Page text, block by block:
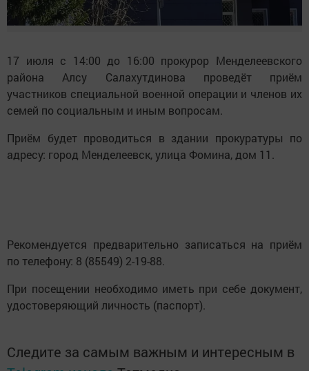
17 июля с 14:00 до 16:00 прокурор Менделеевского
района Алсу Салахутдинова проведёт приём
участников специальной военной операции и членов их
семей по социальным и иным вопросам.
Приём будет проводиться в здании прокуратуры по
адресу: город Менделеевск, улица Фомина, дом 11.
Рекомендуется предварительно записаться на приём
по телефону: 8 (85549) 2-19-88.
При посещении необходимо иметь при себе документ,
удостоверяющий личность (паспорт).
Следите за самым важным и интересным в